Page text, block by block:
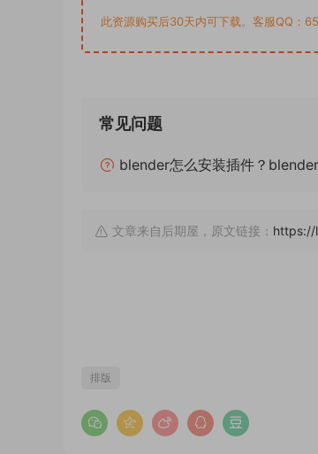
此资源购买后30天内可下载。客服QQ：
常见问题
blender怎么安装插件？blender
文章来自后期屋，原文链接： https://
排版